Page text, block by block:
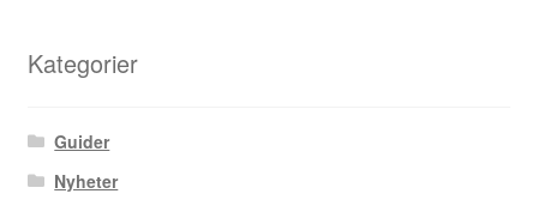
Kategorier
Guider
Nyheter